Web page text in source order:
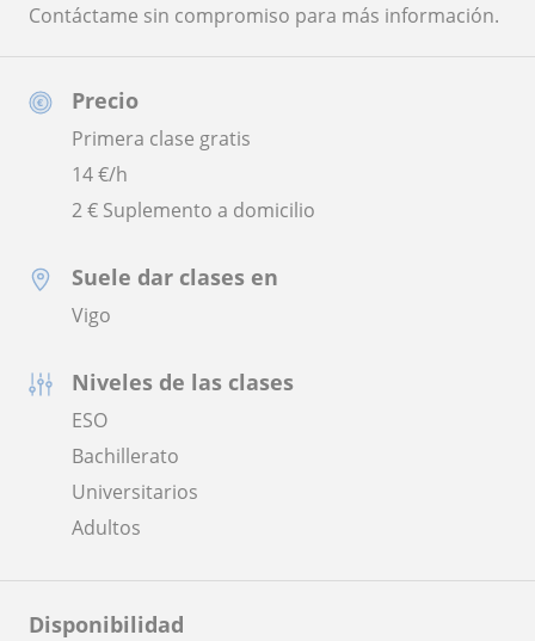
Precio
Primera clase gratis
14€/h
2 € Suplemento a domicilio
Suele dar clases en
Vigo
Niveles de las clases
ESO
Bachillerato
Universitarios
Adultos
Disponibilidad
Contáctame sin compromiso para más información.